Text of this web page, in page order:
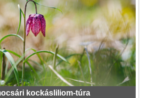
kockásliliom-túra